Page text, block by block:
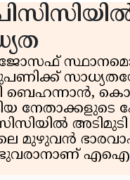
ബെഹന്നാൻ,
നേതാക്കളുടെ
മുഴുവൻ